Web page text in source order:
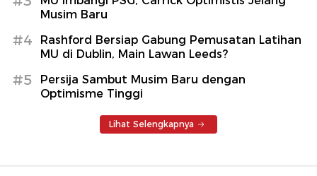
Musim Baru
#4
Rashford Bersiap Gabung Pemusatan Latihan
MU di Dublin, Main Lawan Leeds?
#5
Persija Sambut Musim Baru dengan
Optimisme Tinggi
Lihat Selengkapnya